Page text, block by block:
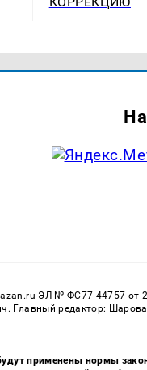
ЭЛ № ФС77-44757
Главный редактор:
применены нормы